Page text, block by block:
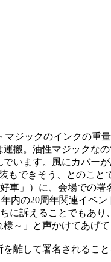
ジックのインクの重
搬。油性マジックな
います。風にカバー
できそう、とのこと
車」）に、会場での
内の20周年関連イベ
訴えることでもあり
～」と声かけてあげて
離して署名されるこ